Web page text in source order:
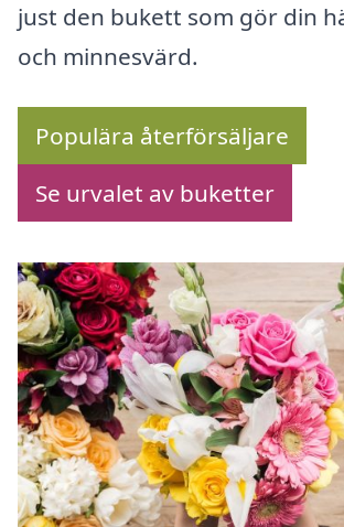
just den bukett som gör din
och minnesvärd.
Populära återförsäljare
Se urvalet av buketter